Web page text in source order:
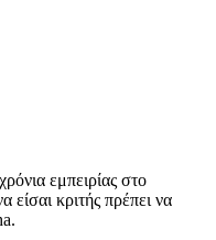
εμπειρίας στο
κριτής πρέπει να